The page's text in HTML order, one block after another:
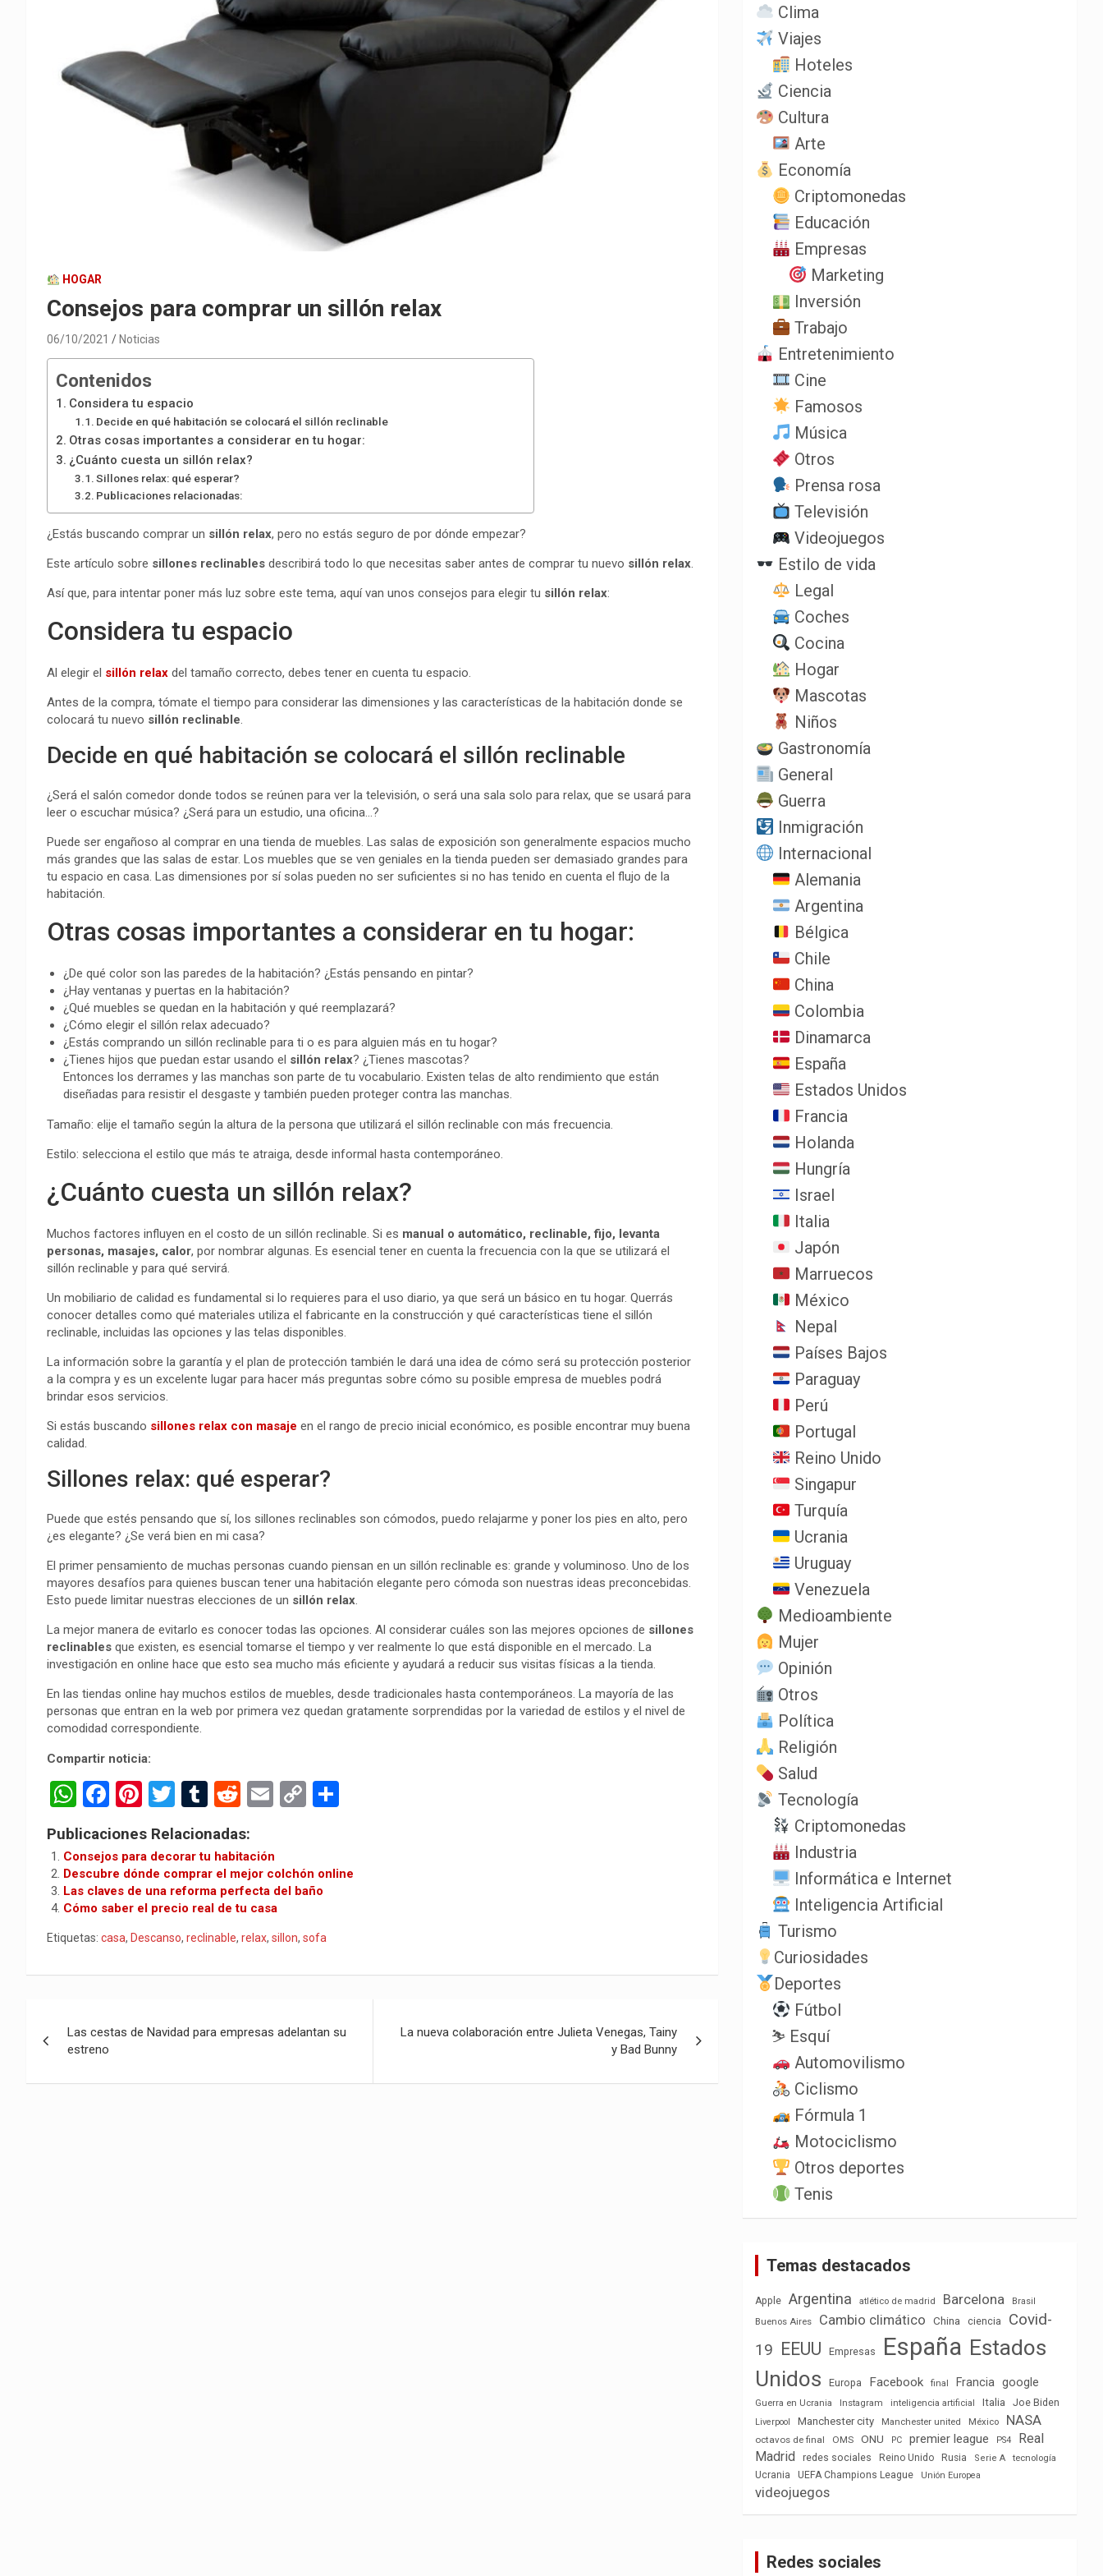
HOGAR
Consejos para comprar un sillón relax
06/10/2021 Noticias
Contenidos
Considera tu espacio
Decide en qué habitación se colocará el sillón reclinable
Otras cosas importantes a considerar en tu hogar:
¿Cuánto cuesta un sillón relax?
Sillones relax: qué esperar?
Publicaciones relacionadas:
¿Estás buscando comprar un sillón relax, pero no estás seguro de por dónde empezar?
Este artículo sobre sillones reclinables describirá todo lo que necesitas saber antes de comprar tu nuevo sillón relax.
Así que, para intentar poner más luz sobre este tema, aquí van unos consejos para elegir tu sillón relax:
Considera tu espacio
Al elegir el sillón relax del tamaño correcto, debes tener en cuenta tu espacio.
Antes de la compra, tómate el tiempo para considerar las dimensiones y las características de la habitación donde se
colocará tu nuevo sillón reclinable.
Decide en qué habitación se colocará el sillón reclinable
¿Será el salón comedor donde todos se reúnen para ver la televisión, o será una sala solo para relax, que se usará para
leer o escuchar música? ¿Será para un estudio, una oficina…?
Puede ser engañoso al comprar en una tienda de muebles. Las salas de exposición son generalmente espacios mucho
más grandes que las salas de estar. Los muebles que se ven geniales en la tienda pueden ser demasiado grandes para
tu espacio en casa. Las dimensiones por sí solas pueden no ser suficientes si no has tenido en cuenta el flujo de la
habitación.
Otras cosas importantes a considerar en tu hogar:
¿De qué color son las paredes de la habitación? ¿Estás pensando en pintar?
¿Hay ventanas y puertas en la habitación?
¿Qué muebles se quedan en la habitación y qué reemplazará?
¿Cómo elegir el sillón relax adecuado?
¿Estás comprando un sillón reclinable para ti o es para alguien más en tu hogar?
¿Tienes hijos que puedan estar usando el sillón relax? ¿Tienes mascotas?
Entonces los derrames y las manchas son parte de tu vocabulario. Existen telas de alto rendimiento que están
diseñadas para resistir el desgaste y también pueden proteger contra las manchas.
Tamaño: elije el tamaño según la altura de la persona que utilizará el sillón reclinable con más frecuencia.
Estilo: selecciona el estilo que más te atraiga, desde informal hasta contemporáneo.
¿Cuánto cuesta un sillón relax?
Muchos factores influyen en el costo de un sillón reclinable. Si es manual o automático, reclinable, fijo, levanta
personas, masajes, calor, por nombrar algunas. Es esencial tener en cuenta la frecuencia con la que se utilizará el
sillón reclinable y para qué servirá.
Un mobiliario de calidad es fundamental si lo requieres para el uso diario, ya que será un básico en tu hogar. Querrás
conocer detalles como qué materiales utiliza el fabricante en la construcción y qué características tiene el sillón
reclinable, incluidas las opciones y las telas disponibles.
La información sobre la garantía y el plan de protección también le dará una idea de cómo será su protección posterior
a la compra y es un excelente lugar para hacer más preguntas sobre cómo su posible empresa de muebles podrá
brindar esos servicios.
Si estás buscando sillones relax con masaje en el rango de precio inicial económico, es posible encontrar muy buena
calidad.
Sillones relax: qué esperar?
Puede que estés pensando que sí, los sillones reclinables son cómodos, puedo relajarme y poner los pies en alto, pero
¿es elegante? ¿Se verá bien en mi casa?
El primer pensamiento de muchas personas cuando piensan en un sillón reclinable es: grande y voluminoso. Uno de los
mayores desafíos para quienes buscan tener una habitación elegante pero cómoda son nuestras ideas preconcebidas.
Esto puede limitar nuestras elecciones de un sillón relax.
La mejor manera de evitarlo es conocer todas las opciones. Al considerar cuáles son las mejores opciones de sillones
reclinables que existen, es esencial tomarse el tiempo y ver realmente lo que está disponible en el mercado. La
investigación en online hace que esto sea mucho más eficiente y ayudará a reducir sus visitas físicas a la tienda.
En las tiendas online hay muchos estilos de muebles, desde tradicionales hasta contemporáneos. La mayoría de las
personas que entran en la web por primera vez quedan gratamente sorprendidas por la variedad de estilos y el nivel de
comodidad correspondiente.
Compartir noticia:
W
h
at
s
A
p
p
F
a
ce
b
o
k
Pi
nt
er
es
t
T
wi
tt
er
T
m
bl
r
R
d
di
t
E
ail
C
Li
n
k
p
Publicaciones Relacionadas:
Consejos para decorar tu habitación
Descubre dónde comprar el mejor colchón online
Las claves de una reforma perfecta del baño
Cómo saber el precio real de tu casa
Etiquetas: casa, Descanso, reclinable, relax, sillon, sofa
de
entradas
Las cestas de Navidad para empresas adelantan su
estreno
La nueva colaboración entre Julieta Venegas, Tainy
y Bad Bunny
Clima
Viajes
Hoteles
Ciencia
Cultura
Arte
Economía
Criptomonedas
Educación
Empresas
Marketing
Inversión
Trabajo
Entretenimiento
Cine
Famosos
Música
Otros
Prensa rosa
Televisión
Videojuegos
Estilo de vida
Legal
Coches
Cocina
Hogar
Mascotas
Niños
Gastronomía
General
Guerra
Inmigración
Internacional
Alemania
Argentina
Bélgica
Chile
China
Colombia
Dinamarca
España
Estados Unidos
Francia
Holanda
Hungría
Israel
Italia
Japón
Marruecos
México
Nepal
Países Bajos
Paraguay
Perú
Portugal
Reino Unido
Singapur
Turquía
Ucrania
Uruguay
Venezuela
Medioambiente
Mujer
Opinión
Otros
Política
Religión
Salud
Tecnología
Criptomonedas
Industria
Informática e Internet
Inteligencia Artificial
Turismo
Curiosidades
Deportes
Fútbol
⛷️ Esquí
Automovilismo
Ciclismo
Fórmula 1
Motociclismo
Otros deportes
Tenis
Temas destacados
Apple Argentina atlético de madrid Barcelona
Brasil
Buenos Aires
Cambio climático China ciencia
Covid-
19
EEUU Empresas España Estados
Unidos
Europa Facebook final Francia google
Guerra en Ucrania Instagram inteligencia artificial Italia Joe Biden
Liverpool Manchester city Manchester united México NASA
octavos de final OMS ONU PC premier league PS4
Real
Madrid
redes sociales Reino Unido Rusia Serie A
tecnología
Ucrania
UEFA Champions League Unión Europea
videojuegos
Redes sociales